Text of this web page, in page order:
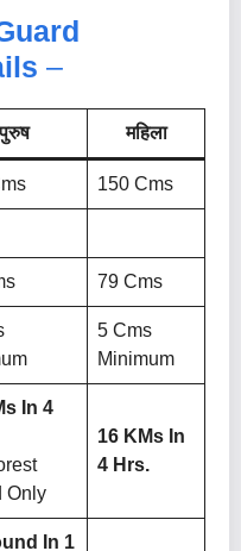
–
महिला
150 Cms
79 Cms
5 Cms
Minimum
In 4
Only
16 KMs In
4 Hrs.
In 1